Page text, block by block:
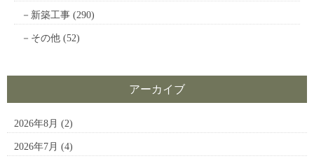
新築工事 (290)
その他 (52)
アーカイブ
2026年8月 (2)
2026年7月 (4)